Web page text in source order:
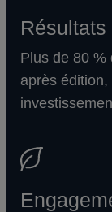
Plus de 80 %
après